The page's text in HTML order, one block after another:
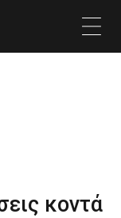
κοντά